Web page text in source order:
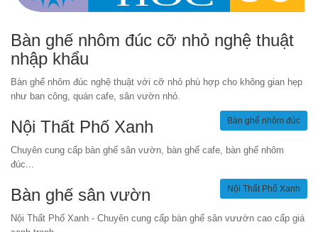
Bàn ghế nhôm đúc cỡ nhỏ nghệ thuật
nhập khẩu
Bàn ghế nhôm đúc nghệ thuật với cỡ nhỏ phù hợp cho không gian hẹp
như ban công, quán cafe, sân vườn nhỏ.
Bàn ghế nhôm đúc
Nội Thất Phố Xanh
Chuyên cung cấp bàn ghế sân vườn, bàn ghế cafe, bàn ghế nhôm
đúc...
Nội Thất Phố Xanh
Bàn ghế sân vườn
Nội Thất Phố Xanh - Chuyên cung cấp bàn ghế sân vưườn cao cấp giá